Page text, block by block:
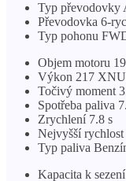
Typ převodovky
Převodovka 6-
Typ pohonu
Objem motoru
Výkon 217
Točivý moment
Spotřeba paliva
Zrychlení 7.8 s
Nejvyšší
Typ paliva
Kapacita k